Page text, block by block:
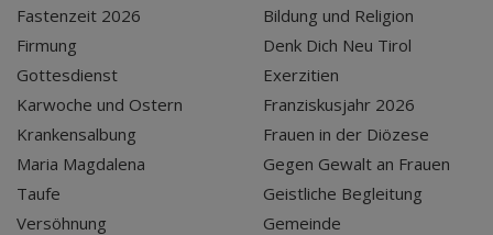
Fastenzeit 2026
Firmung
Gottesdienst
Karwoche und Ostern
Krankensalbung
Maria Magdalena
Taufe
Versöhnung
Bildung und Religion
Denk Dich Neu Tirol
Exerzitien
Franziskusjahr 2026
Frauen in der Diözese
Gegen Gewalt an Frauen
Geistliche Begleitung
Gemeinde